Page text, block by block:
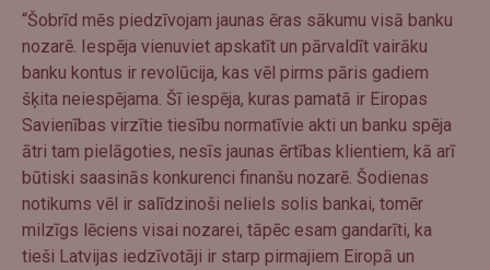
“Šobrīd mēs piedzīvojam jaunas ēras sākumu visā banku
nozarē. Iespēja vienuviet apskatīt un pārvaldīt vairāku
banku kontus ir revolūcija, kas vēl pirms pāris gadiem
šķita neiespējama. Šī iespēja, kuras pamatā ir Eiropas
Savienības virzītie tiesību normatīvie akti un banku spēja
ātri tam pielāgoties, nesīs jaunas ērtības klientiem, kā arī
būtiski saasinās konkurenci finanšu nozarē. Šodienas
notikums vēl ir salīdzinoši neliels solis bankai, tomēr
milzīgs lēciens visai nozarei, tāpēc esam gandarīti, ka
tieši Latvijas iedzīvotāji ir starp pirmajiem Eiropā un